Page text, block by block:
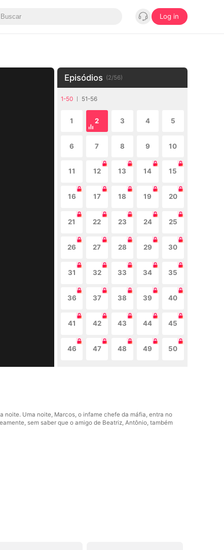
Log in
Episódios (2/56)
1-50 51-56
1 2 3 4 5
6 7 8 9 10
11 12 13 14 15
16 17 18 19 20
21 22 23 24 25
26 27 28 29 30
31 32 33 34 35
36 37 38 39 40
41 42 43 44 45
46 47 48 49 50
noite. Uma noite, Marcos, o infame chefe da máfia, entra no
sem saber que o amigo de Beatriz, Antônio, também